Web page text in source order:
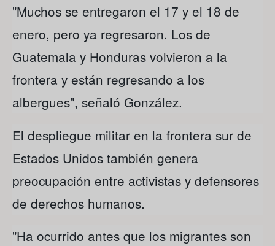
"Muchos se entregaron el 17 y el 18 de
enero, pero ya regresaron. Los de
Guatemala y Honduras volvieron a la
frontera y están regresando a los
albergues", señaló González.
El despliegue militar en la frontera sur de
Estados Unidos también genera
preocupación entre activistas y defensores
de derechos humanos.
"Ha ocurrido antes que los migrantes son